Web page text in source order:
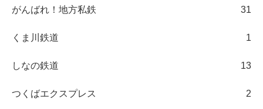
がんばれ！地方私鉄 31
くま川鉄道 1
しなの鉄道 13
つくばエクスプレス 2